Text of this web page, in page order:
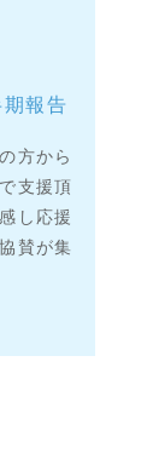
期報告
方から
支援頂
し応援
賛が集